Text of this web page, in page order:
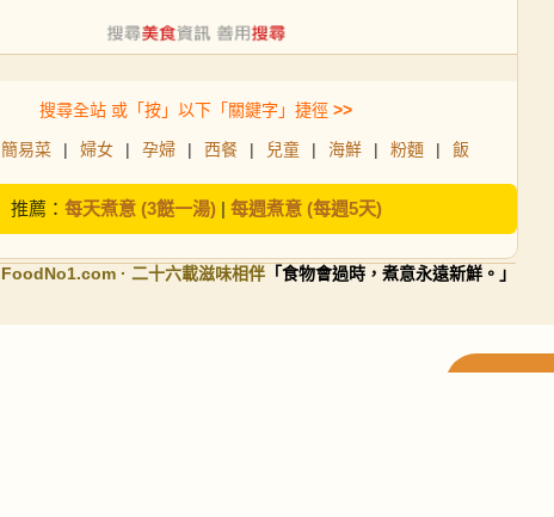
搜尋全站 或「按」以下「關鍵字」捷徑 >>
簡易菜 | 婦女 | 孕婦 | 西餐 | 兒童 | 海鮮 | 粉麵 | 飯
推薦： 每天煮意 (3餸一湯)| 每週煮意 (每週5天)
FoodNo1.com · 二十六載滋味相伴 「食物會過時，煮意永遠新鮮。」